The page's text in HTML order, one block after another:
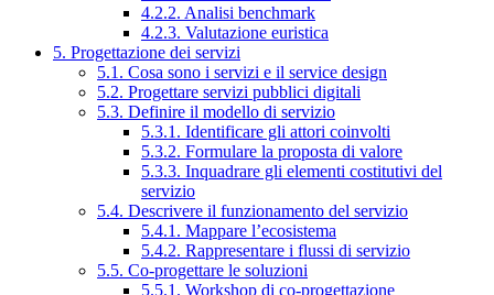
4.2.2. Analisi benchmark
4.2.3. Valutazione euristica
5. Progettazione dei servizi
5.1. Cosa sono i servizi e il service design
5.2. Progettare servizi pubblici digitali
5.3. Definire il modello di servizio
5.3.1. Identificare gli attori coinvolti
5.3.2. Formulare la proposta di valore
5.3.3. Inquadrare gli elementi costitutivi del
servizio
5.4. Descrivere il funzionamento del servizio
5.4.1. Mappare l’ecosistema
5.4.2. Rappresentare i flussi di servizio
5.5. Co-progettare le soluzioni
5.5.1. Workshop di co-progettazione